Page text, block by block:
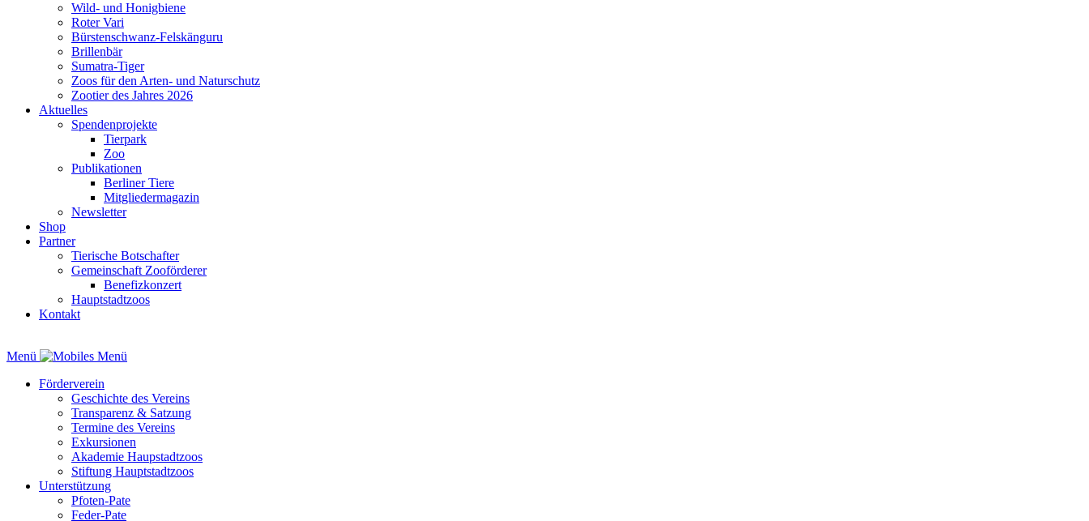
Wild- und Honigbiene
Roter Vari
Bürstenschwanz-Felskänguru
Brillenbär
Sumatra-Tiger
Zoos für den Arten- und Naturschutz
Zootier des Jahres 2026
Aktuelles
Spendenprojekte
Tierpark
Zoo
Publikationen
Berliner Tiere
Mitgliedermagazin
Newsletter
Shop
Partner
Tierische Botschafter
Gemeinschaft Zooförderer
Benefizkonzert
Hauptstadtzoos
Kontakt
Menü
Förderverein
Geschichte des Vereins
Transparenz & Satzung
Termine des Vereins
Exkursionen
Akademie Haupstadtzoos
Stiftung Hauptstadtzoos
Unterstützung
Pfoten-Pate
Feder-Pate